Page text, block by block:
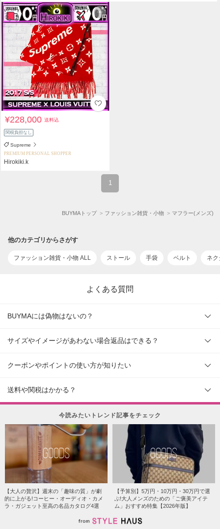
¥228,000送料込
関税負担なし
Supreme
PREMIUM PERSONAL SHOPPER
Hirokiki.k
1
BUYMAトップ ファッション雑貨・小物 マフラー(メンズ)
他のカテゴリからさがす
ファッション雑貨・小物 ALL ストール 手袋 ベルト ネク
よくある質問
BUYMAには偽物はないの？
サイズやイメージがあわない場合返品はできる？
クーポンやポイントの使い方が知りたい
送料や関税はかかる？
今読みたいトレンド記事をチェック
GOODS
【大人の贅沢】週末の「趣味の質」が劇
的に上がる!コーヒー・オーディオ・カメ
ラ・ガジェット至高の名品カタログ4選
GOODS
【予算別】5万円・10万円・30万円で選
ぶ!大人メンズのための「ご褒美アイテ
ム」おすすめ特集【2026年版】